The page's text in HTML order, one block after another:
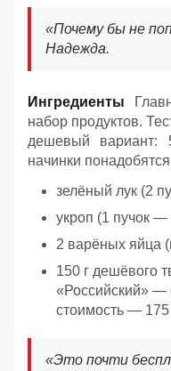
«Почему бы не
Надежда.
Ингредиенты
набор продуктов.
дешевый
начинки
зелёный лук (2
укроп (1 пучок —
2 варёных яйца
150 г дешёвого
«Российский» —
стоимость — 175
«Это почти